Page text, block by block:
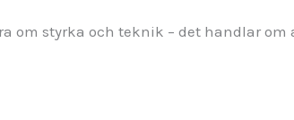
styrka och teknik – det handlar